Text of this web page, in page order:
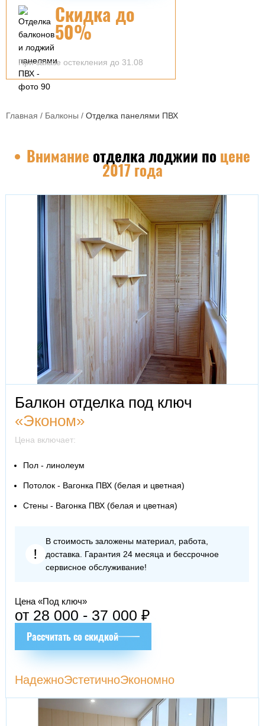
Скидка до
50%
При заказе остекления до 31.08
Главная / Балконы / Отделка панелями ПВХ
Внимание отделка лоджии поцене
2017 года
Балкон отделка под ключ
«Эконом»
Цена включает:
Пол - линолеум
Потолок - Вагонка ПВХ (белая и цветная)
Стены - Вагонка ПВХ (белая и цветная)
В стоимость заложены материал, работа,
доставка. Гарантия 24 месяца и бессрочное
сервисное обслуживание!
Цена «Под ключ»
от 28 000 - 37 000 ₽
Рассчитать со скидкой
НадежноЭстетичноЭкономно